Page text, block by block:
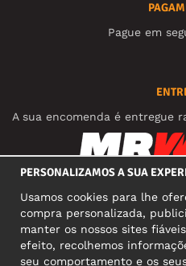
Pague em
A sua encomenda é entregue
MORADA
PERSONALIZAMOS A SUA
Usamos cookies para lhe
compra personalizada,
manter os nossos sites
efeito, recolhemos
seu comportamento e os